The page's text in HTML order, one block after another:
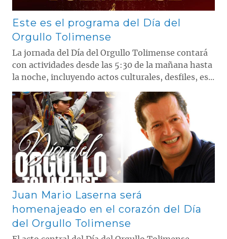
Este es el programa del Día del
Orgullo Tolimense
La jornada del Día del Orgullo Tolimense contará
con actividades desde las 5:30 de la mañana hasta
la noche, incluyendo actos culturales, desfiles, es...
Contenido multimedia principal
Juan Mario Laserna será
homenajeado en el corazón del Día
del Orgullo Tolimense